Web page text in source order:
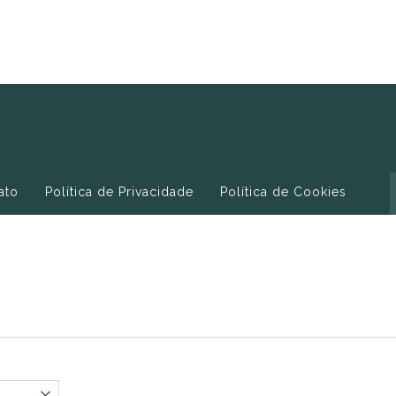
Política de Privacidade Política de Cookies